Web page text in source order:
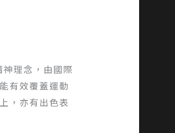
理念，由國際
有效覆蓋運動
，亦有出色表